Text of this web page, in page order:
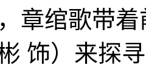
章绾歌带
饰）来探